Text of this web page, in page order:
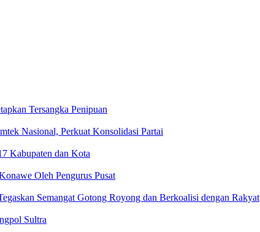
Tersangka Penipuan
Nasional, Perkuat Konsolidasi Partai
Kabupaten dan Kota
Oleh Pengurus Pusat
Semangat Gotong Royong dan Berkoalisi dengan Rakyat
Sultra